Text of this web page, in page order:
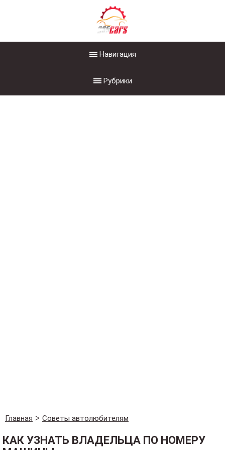
Навигация
Рубрики
Главная Советы автолюбителям
КАК УЗНАТЬ ВЛАДЕЛЬЦА ПО НОМЕРУ